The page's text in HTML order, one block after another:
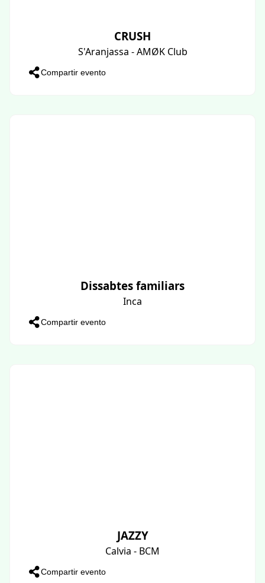
CRUSH
S'Aranjassa - AMØK Club
Compartir evento
Dissabtes familiars
Inca
Compartir evento
JAZZY
Calvia - BCM
Compartir evento